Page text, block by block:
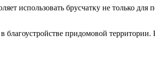
использовать брусчатку не только для
придомовой территории.